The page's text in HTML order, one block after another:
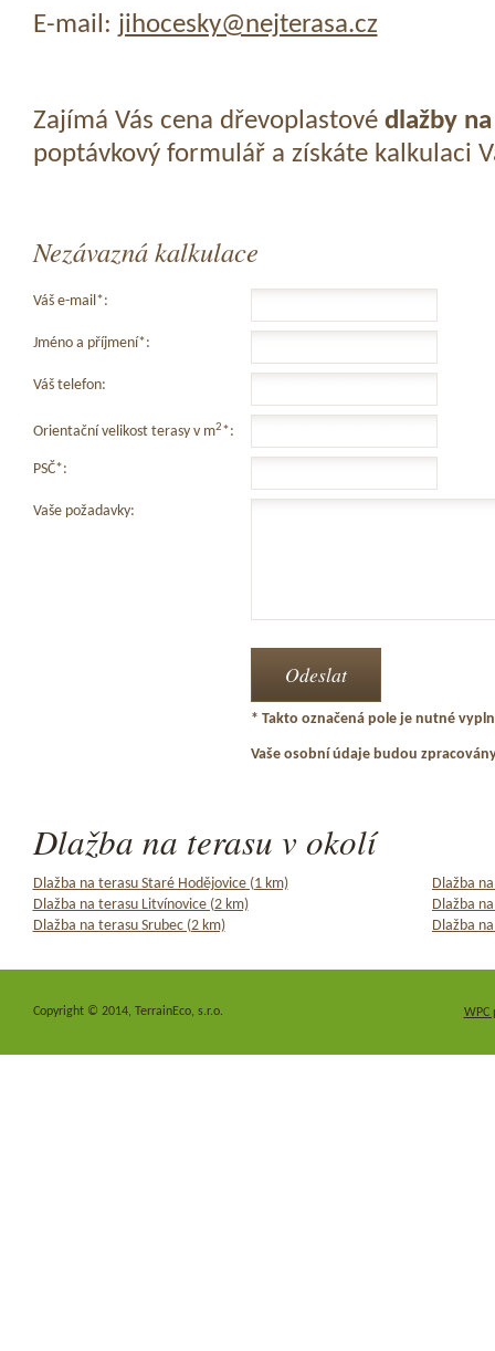
E-mail: jihocesky@nejterasa.cz
Zajímá Vás cena dřevoplastové dlažby
poptávkový formulář a získáte kalkulaci
Nezávazná kalkulace
Váš e-mail*:
Jméno a příjmení*:
Váš telefon:
Orientační velikost terasy v m2*:
PSČ*:
Vaše požadavky:
* Takto označená pole je nutné
Vaše osobní údaje budou
Dlažba na terasu v okolí
Dlažba na terasu Staré Hodějovice (1 km)
Dlažba
Dlažba na terasu Litvínovice (2 km)
Dlažba
Dlažba na terasu Srubec (2 km)
Dlažba
WPC
Copyright © 2014, TerrainEco, s.r.o.